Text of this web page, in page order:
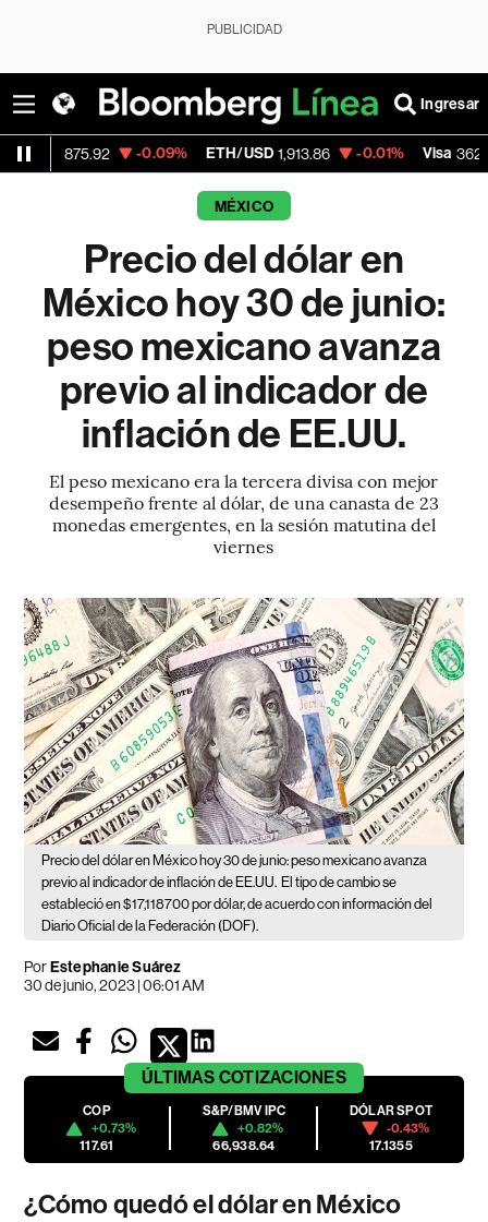
PUBLICIDAD
Ingresar
-0.09% ETH/USD 1,913.86 -0.01% Visa 362.50 -
MÉXICO
Precio del dólar en
México hoy 30 de junio:
peso mexicano avanza
previo al indicador de
inflación de EE.UU.
El peso mexicano era la tercera divisa con mejor
desempeño frente al dólar, de una canasta de 23
monedas emergentes, en la sesión matutina del
viernes
Precio del dólar en México hoy 30 de junio: peso mexicano avanza
previo al indicador de inflación de EE.UU. El tipo de cambio se
estableció en $17,118700 por dólar, de acuerdo con información del
Diario Oficial de la Federación (DOF).
PorEstephanie Suárez
30 de junio, 2023 | 06:01 AM
ÚLTIMAS COTIZACIONES
COP
+0.73%
117.61
S&P/BMV IPC
+0.82%
66,938.64
DÓLAR SPOT
-0.43%
17.1355
¿Cómo quedó el dólar en México